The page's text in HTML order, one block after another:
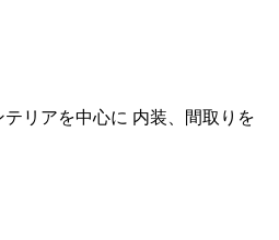
リアを中心に 内装、間取りを